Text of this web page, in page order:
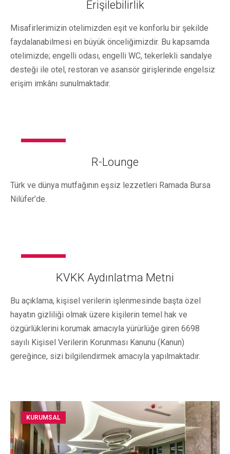
Erişilebilirlik
Misafirlerimizin otelimizden eşit ve konforlu bir şekilde
faydalanabilmesi en büyük önceliğimizdir. Bu kapsamda
otelimizde; engelli odası, engelli WC, tekerlekli sandalye
desteği ile otel, restoran ve asansör girişlerinde engelsiz
erişim imkânı sunulmaktadır.
KURUMSAL
R-Lounge
Türk ve dünya mutfağının eşsiz lezzetleri Ramada Bursa
Nilüfer’de.
KURUMSAL
KVKK Aydınlatma Metni
Bu açıklama, kişisel verilerin işlenmesinde başta özel
hayatın gizliliği olmak üzere kişilerin temel hak ve
özgürlüklerini korumak amacıyla yürürlüğe giren 6698
sayılı Kişisel Verilerin Korunması Kanunu (Kanun)
gereğince, sizi bilgilendirmek amacıyla yapılmaktadır.
KURUMSAL